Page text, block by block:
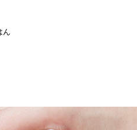
ん